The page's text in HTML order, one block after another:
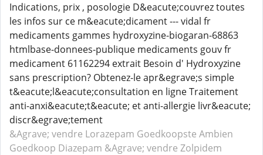
Indications, prix , posologie D&eacute;couvrez toutes
les infos sur ce m&eacute;dicament --- vidal fr
medicaments gammes hydroxyzine-biogaran-68863
htmlbase-donnees-publique medicaments gouv fr
medicament 61162294 extrait Besoin d' Hydroxyzine
sans prescription? Obtenez-le apr&egrave;s simple
t&eacute;l&eacute;consultation en ligne Traitement
anti-anxi&eacute;t&eacute; et anti-allergie livr&eacute;
discr&egrave;tement
&Agrave; vendre Lorazepam Goedkoopste Ambien
Goedkoop Diazepam &Agrave; vendre Zolpidem